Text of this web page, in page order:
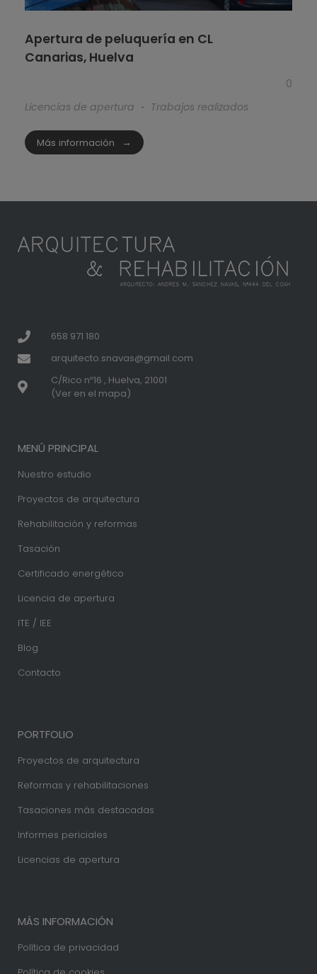
Apertura de peluquería en CL
Canarias, Huelva
0
Licencias de apertura
Trabajos realizados
Más información
658 971 180
arquitecto.snavas@gmail.com
C/Rico nº16 , Huelva, 21001
(Ver en el mapa)
MENÚ PRINCIPAL
Nuestro estudio
Proyectos de arquitectura
Rehabilitación y reformas
Tasación
Certificado energético
Licencia de apertura
ITE / IEE
Blog
Contacto
PORTFOLIO
Proyectos de arquitectura
Reformas y rehabilitaciones
Tasaciones más destacadas
Informes periciales
Licencias de apertura
MÁS INFORMACIÓN
Política de privacidad